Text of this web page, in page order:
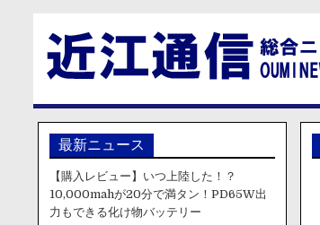
最新ニュース
【購入レビュー】いつ上陸した！？
10,000mahが20分で満タン！PD65W出
力もできる化け物バッテリー